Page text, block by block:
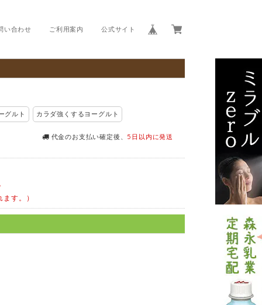
公式サイト
ご利用案内
い合わせ
グルト カラダ強くするヨーグルト
代金のお支払い確定後、 5日以内に発送
す。）